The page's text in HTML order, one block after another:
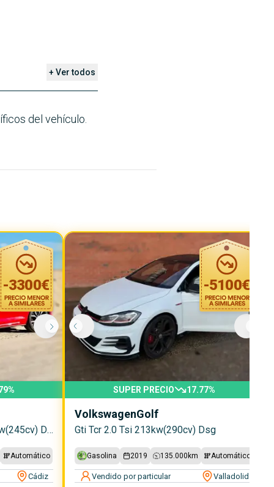
+ Ver todos
del vehículo.
-3300€
%
Gti Performance 2.0 Tsi 180kw(245cv) Dsg
Automático
Cádiz
-5100€
SUPER PRECIO 17.77%
VolkswagenGolf
Gti Tcr 2.0 Tsi 213kw(290cv) Dsg
Gasolina 2019 135.000 km Automático
Vendido por particular Valladolid